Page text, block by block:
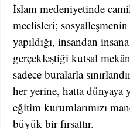
İslam medeniyetinde
meclisleri;
yapıldığı, insandan
gerçekleştiği kutsal
sadece buralarla
her yerine, hatta dünyaya
eğitim kurumlarımızı
büyük bir fırsattır.